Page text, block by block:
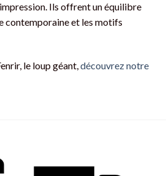
Ils offrent un équilibre
contemporaine et les motifs
le loup géant,découvrez notre